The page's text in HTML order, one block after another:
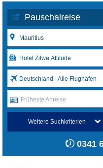
Deutschland - Alle Flughäfen
Früheste Anreise
Weitere Suchkriterien
0341